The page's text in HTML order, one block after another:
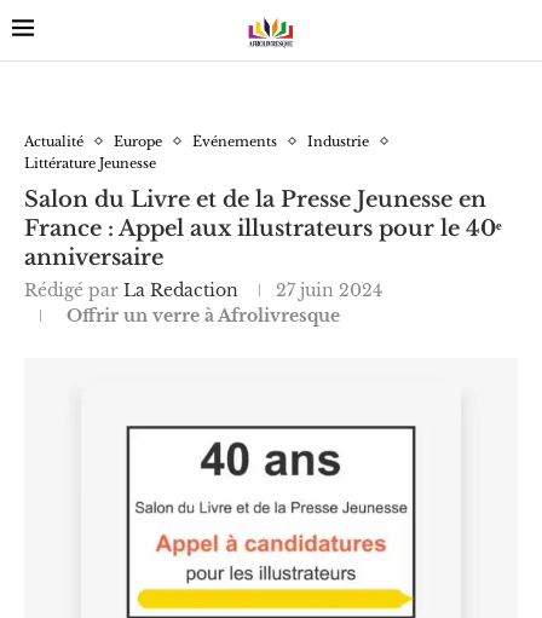
Actualité Europe Événements
Industrie
Littérature Jeunesse
Salon du Livre et de la Presse Jeunesse en
France : Appel aux illustrateurs pour le 40ᵉ
anniversaire
Rédigé par La Redaction
27 juin 2024
Offrir un verre à Afrolivresque